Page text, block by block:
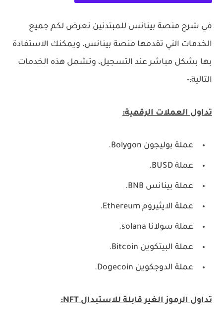
في شرح منصة بينانس للمبتدئين نعرض لكم جميع
الخدمات التي تقدمها منصة بينانس، ويمكنك الاستفادة
بها بشكل مباشر عند التسجيل، وتشمل هذه الخدمات
التالية:-
تداول العملات الرقمية:
عملة بوليجون Bolygon.
عملة BUSD.
عملة بينانس BNB.
عملة الايثيروم Ethereum.
عملة سولانا solana.
عملة البيتكوين Bitcoin.
عملة الدوجكوين Dogecoin.
تداول الرموز الغير قابلة للاستبدال NFT: